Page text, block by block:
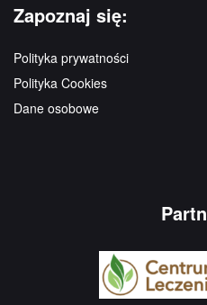
Zapoznaj się:
Polityka prywatności
Polityka Cookies
Dane osobowe